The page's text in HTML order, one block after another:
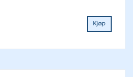
Kjøp